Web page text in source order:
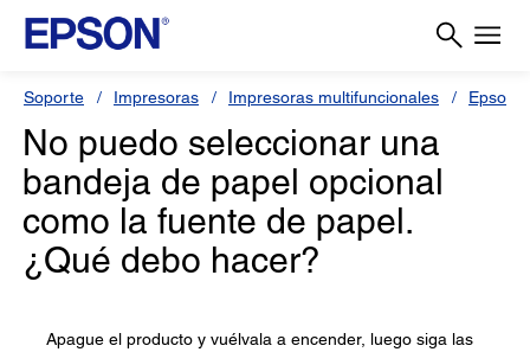
Soporte Impresoras Impresoras multifuncionales Epson
No puedo seleccionar una
bandeja de papel opcional
como la fuente de papel.
¿Qué debo hacer?
Apague el producto y vuélvala a encender, luego siga las